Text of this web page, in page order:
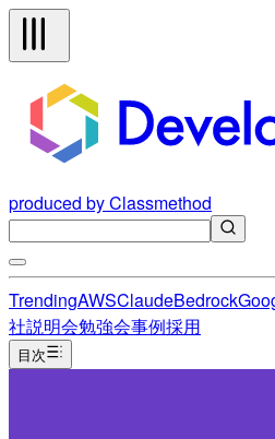
produced by Classmethod
TrendingAWSClaudeBedrock
社説明会勉強会事例採用
目次